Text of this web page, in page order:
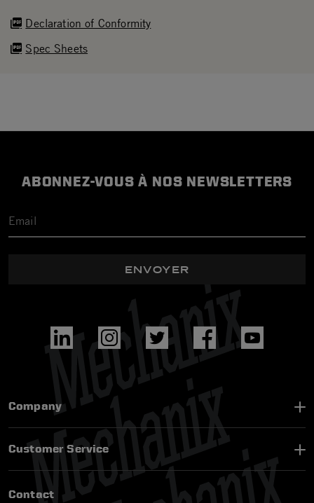
Declaration of Conformity
Spec Sheets
ABONNEZ-VOUS À NOS NEWSLETTERS
ENVOYER
Company
Customer Service
Contact